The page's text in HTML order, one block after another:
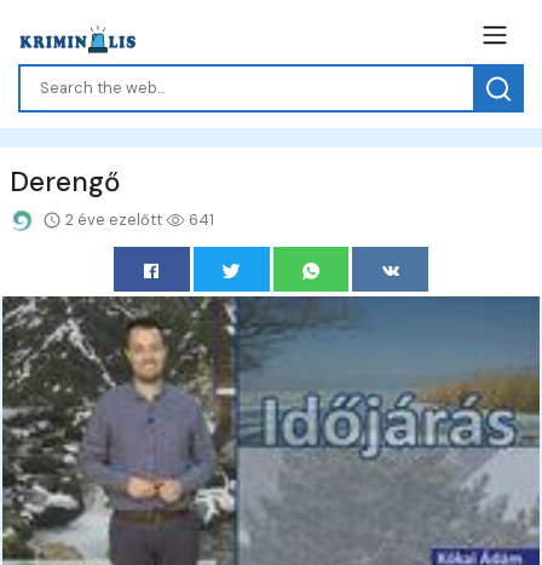
Derengő
2 éve ezelőtt 641